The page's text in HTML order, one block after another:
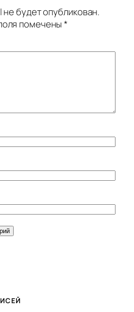
будет опубликован.
помечены*